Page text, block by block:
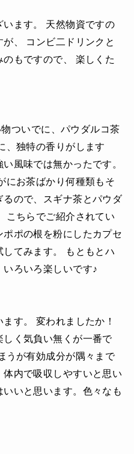
います。 天然物資ですの
、 コンビ二ドリンクと
もですので、 楽しくた
ついでに、パウダルコ茶
、独特の香りがします
風味では無かったです。
にお茶ばかり何種類もそ
ので、スギナ茶とパウダ
こちらでご紹介されてい
ポの根を粉にしたカプセ
てみます。 もともとハ
ろいろ楽しいです♪
す。 変われましたか！
く気負い無くが一番で
うが有効成分が隅々まで
内で吸収しやすいと思い
いと思います。色々なも